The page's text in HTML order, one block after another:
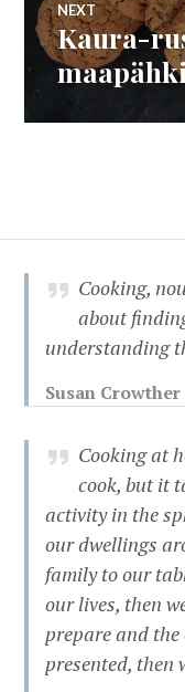
NEXT
Next
post:
Kaura-
Cooking,
about
understanding
Susan
Cooking at
cook, but it
activity in the
our dwellings
family to our
our lives, then
prepare and
presented, then